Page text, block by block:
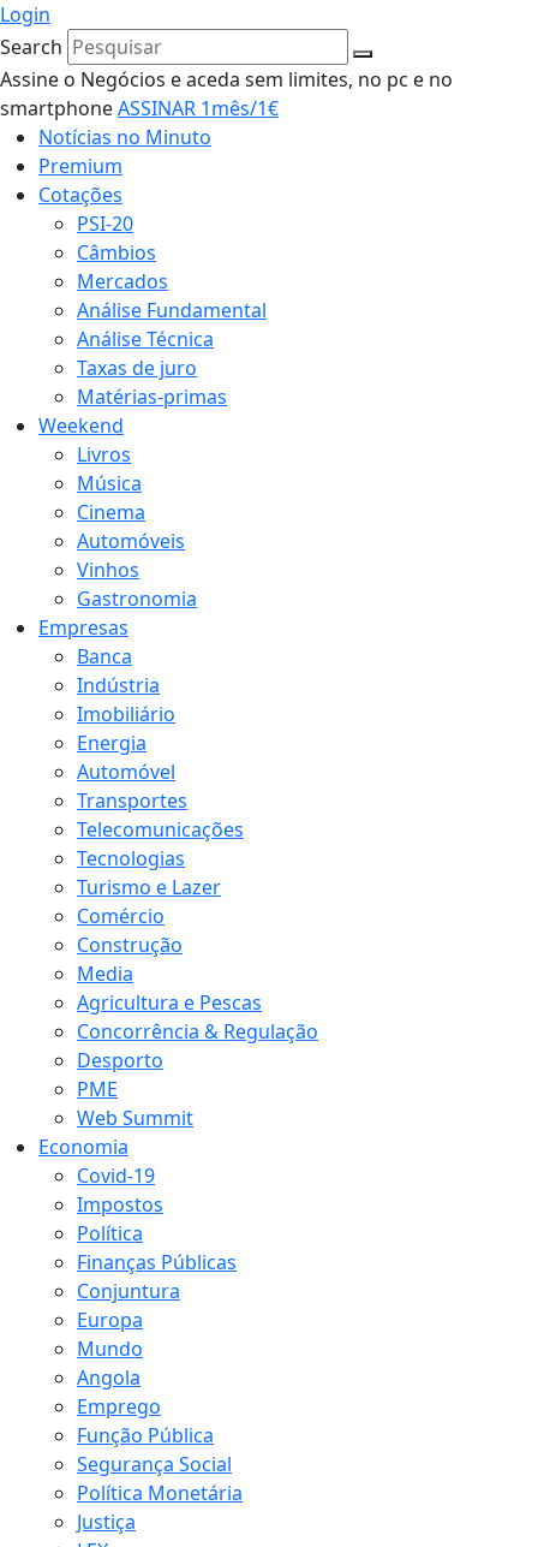
Login
Search
Assine o Negócios e aceda sem limites, no pc e no
smartphoneASSINAR 1mês/1€
Notícias no Minuto
Premium
Cotações
PSI-20
Câmbios
Mercados
Análise Fundamental
Análise Técnica
Taxas de juro
Matérias-primas
Weekend
Livros
Música
Cinema
Automóveis
Vinhos
Gastronomia
Empresas
Banca
Indústria
Imobiliário
Energia
Automóvel
Transportes
Telecomunicações
Tecnologias
Turismo e Lazer
Comércio
Construção
Media
Agricultura e Pescas
Concorrência & Regulação
Desporto
PME
Web Summit
Economia
Covid-19
Impostos
Política
Finanças Públicas
Conjuntura
Europa
Mundo
Angola
Emprego
Função Pública
Segurança Social
Política Monetária
Justiça